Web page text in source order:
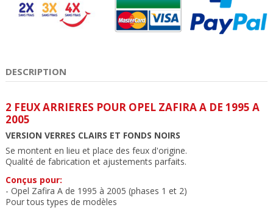
DESCRIPTION
2 FEUX ARRIERES POUR OPEL ZAFIRA A DE 1995 A
2005
VERSION VERRES CLAIRS ET FONDS NOIRS
Se montent en lieu et place des feux d'origine.
Qualité de fabrication et ajustements parfaits.
Conçus pour:
- Opel Zafira A de 1995 à 2005 (phases 1 et 2)
Pour tous types de modèles